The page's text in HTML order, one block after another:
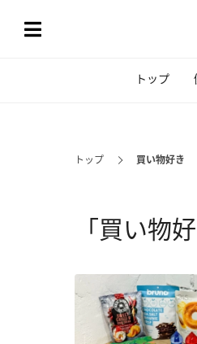
トップ
トップ 買い物好き
「買い物